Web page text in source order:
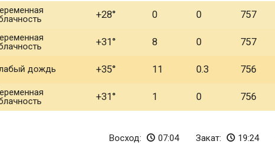
+28 0 0 757
+31 8 0 757
дождь +35 11 0.3 756
+31 1 0 756
Восход: 07:04 Закат: 19:24